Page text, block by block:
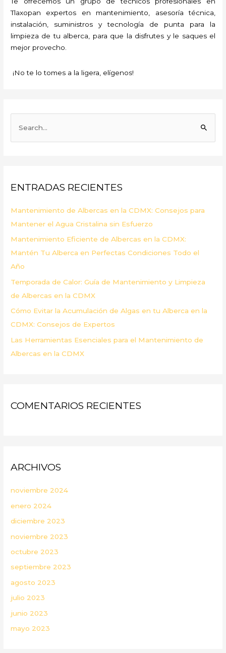
Tlaxopan expertos en mantenimiento, asesoría técnica,
instalación, suministros y tecnología de punta para la
limpieza de tu alberca, para que la disfrutes y le saques el
mejor provecho.
¡No te lo tomes a la ligera, elígenos!
r
o
r
:
ENTRADAS RECIENTES
Mantenimiento de Albercas en la CDMX: Consejos para
Mantener el Agua Cristalina sin Esfuerzo
Mantenimiento Eficiente de Albercas en la CDMX:
Mantén Tu Alberca en Perfectas Condiciones Todo el
Año
Temporada de Calor: Guía de Mantenimiento y Limpieza
de Albercas en la CDMX
Cómo Evitar la Acumulación de Algas en tu Alberca en la
CDMX: Consejos de Expertos
Las Herramientas Esenciales para el Mantenimiento de
Albercas en la CDMX
COMENTARIOS RECIENTES
ARCHIVOS
noviembre 2024
enero 2024
diciembre 2023
noviembre 2023
octubre 2023
septiembre 2023
agosto 2023
julio 2023
junio 2023
mayo 2023